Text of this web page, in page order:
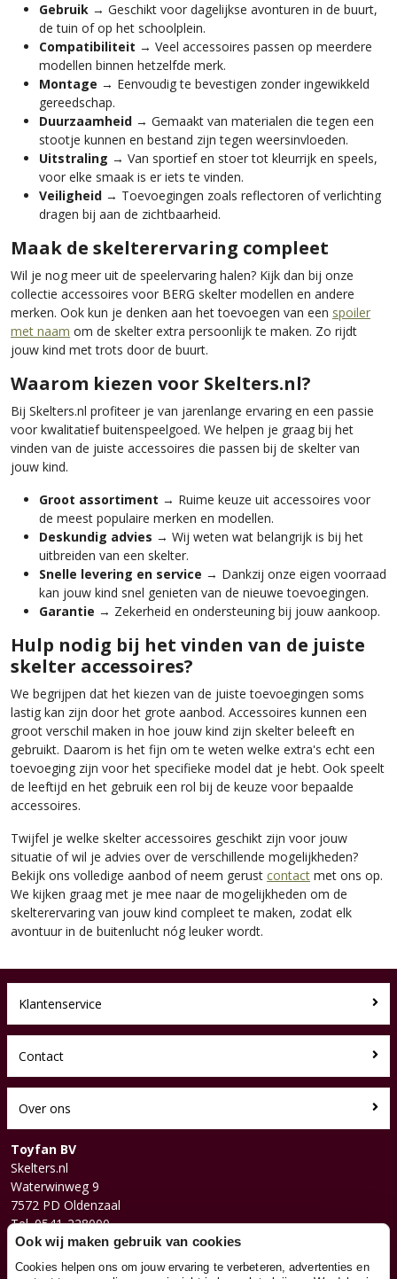
Gebruik → Geschikt voor dagelijkse avonturen in de buurt,
de tuin of op het schoolplein.
Compatibiliteit → Veel accessoires passen op meerdere
modellen binnen hetzelfde merk.
Montage → Eenvoudig te bevestigen zonder ingewikkeld
gereedschap.
Duurzaamheid → Gemaakt van materialen die tegen een
stootje kunnen en bestand zijn tegen weersinvloeden.
Uitstraling → Van sportief en stoer tot kleurrijk en speels,
voor elke smaak is er iets te vinden.
Veiligheid → Toevoegingen zoals reflectoren of verlichting
dragen bij aan de zichtbaarheid.
Maak de skelterervaring compleet
Wil je nog meer uit de speelervaring halen? Kijk dan bij onze
collectie accessoires voor BERG skelter modellen en andere
merken. Ook kun je denken aan het toevoegen van een spoiler
met naam om de skelter extra persoonlijk te maken. Zo rijdt
jouw kind met trots door de buurt.
Waarom kiezen voor Skelters.nl?
Bij Skelters.nl profiteer je van jarenlange ervaring en een passie
voor kwalitatief buitenspeelgoed. We helpen je graag bij het
vinden van de juiste accessoires die passen bij de skelter van
jouw kind.
Groot assortiment → Ruime keuze uit accessoires voor
de meest populaire merken en modellen.
Deskundig advies → Wij weten wat belangrijk is bij het
uitbreiden van een skelter.
Snelle levering en service → Dankzij onze eigen voorraad
kan jouw kind snel genieten van de nieuwe toevoegingen.
Garantie → Zekerheid en ondersteuning bij jouw aankoop.
Hulp nodig bij het vinden van de juiste
skelter accessoires?
We begrijpen dat het kiezen van de juiste toevoegingen soms
lastig kan zijn door het grote aanbod. Accessoires kunnen een
groot verschil maken in hoe jouw kind zijn skelter beleeft en
gebruikt. Daarom is het fijn om te weten welke extra's echt een
toevoeging zijn voor het specifieke model dat je hebt. Ook speelt
de leeftijd en het gebruik een rol bij de keuze voor bepaalde
accessoires.
Twijfel je welke skelter accessoires geschikt zijn voor jouw
situatie of wil je advies over de verschillende mogelijkheden?
Bekijk ons volledige aanbod of neem gerust contact met ons op.
We kijken graag met je mee naar de mogelijkheden om de
skelterervaring van jouw kind compleet te maken, zodat elk
avontuur in de buitenlucht nóg leuker wordt.
Klantenservice
Contact
Over ons
Toyfan BV
Skelters.nl
Waterwinweg 9
7572 PD Oldenzaal
Tel. 0541-228000
Facebook
Instagram
Ook wij maken gebruik van cookies
Cookies helpen ons om jouw ervaring te verbeteren, advertenties en